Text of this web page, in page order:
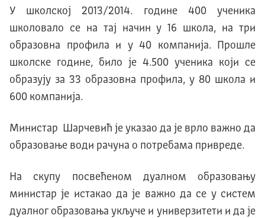
У школској 2013/2014. године 400 ученика
школовало се на тај начин у 16 школа, на три
образовна профила и у 40 компанија. Прошле
школске године, било је 4.500 ученика који се
образују за 33 образовна профила, у 80 школа и
600 компанија.
Министар Шарчевић је указао да је врло важно да
образовање води рачуна о потребама привреде.
На скупу посвећеном дуалном образовању
министар је истакао да је важно да се у систем
дуалног образовања укључе и универзитети и да је